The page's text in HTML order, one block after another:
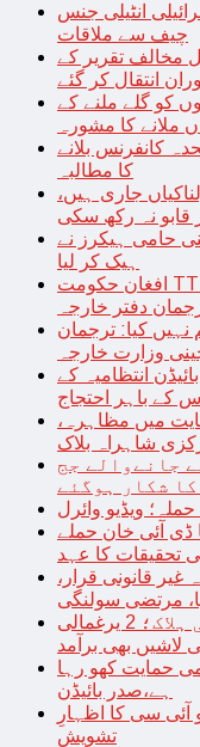
انٹیلی جنس
چیف سے ملاقات
مخالف تقریر کے
انتقال کر گئے
کو گلے ملنے کے
ملانے کا مشورہ
کانفرنس بلانے
کا مطالبہ
جاری ہیں،
قابو نہ رکھ سکی
حامی ہیکرز نے
ہیک کر لیا
افغان حکومت TTP قیادت کو پاکستان کے حوالے کرے،
دفتر خارجہ
نہیں کیا: ترجمان
وزارت خارجہ
انتظامیہ کے
کے باہر احتجاج
میں مظاہرہ،
شاہراہ بلاک
جانےوالے جج
شکار ہوگئے
ویڈیو وائرل
ڈی آئی خان حملے
تحقیقات کا عہد
قانونی قرار،
مرتضی سولنگی
غزہ میں مزید 10 اسرائیلی فوجی ہلاک؛ 2 یرغمالی
لاشیں بھی برآمد
حمایت کھو رہا
ہے،صدر بائیڈن
آئی سی کا اظہارِ
تشویش